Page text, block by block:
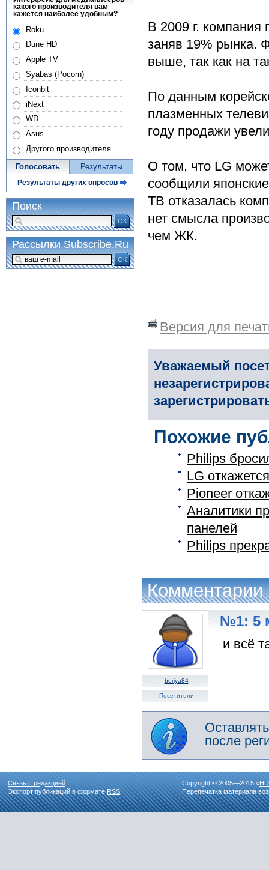
В 2009 г.
заняв 19% рынка.
выше, так как на
По данным
плазменных
году продажи
О том, что LG
сообщили
ТВ отказалась
нет смысла
чем ЖК.
Версия для
Уважаемый
Похожие
Philips
LG
Pioneer
Аналитики
панелей
Philips
Комментарии
beriya84
Посетители
№1: 5
и всё
после
какого производителя вам
кажется наиболее удобным?
Roku
Dune HD
Apple TV
Syabas (Pocorn)
Iconbit
iNext
WD
Asus
Другого производителя
Голосовать Результаты
Результаты других опросов
Поиск
ОК
Рассылки Subscribe.Ru
ОК
Связь с редакцией
Экспорт публикаций в форматеRSS
Copyright © 2005—2015 «
Перепечатка материала